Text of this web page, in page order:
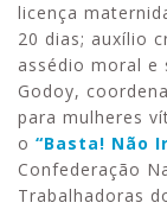
licença
20 dias; auxílio
assédio moral e
Godoy,
para mulheres
o “Basta! Não
Confederação
Trabalhadoras